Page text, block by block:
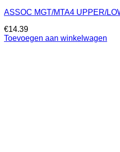
ASSOC MGT/MTA4 UPPER/
€14.39
Toevoegen aan winkelwagen